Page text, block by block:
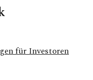
für Investoren